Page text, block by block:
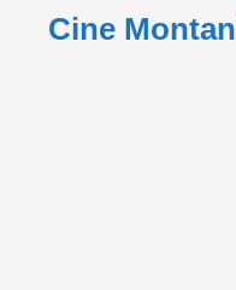
Cine